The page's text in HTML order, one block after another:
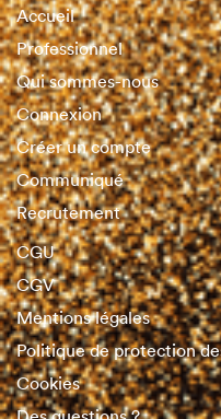
Accueil
Professionnel
Qui sommes-nous
Connexion
Créer un compte
Communiqué
Recrutement
CGU
CGV
Mentions légales
Politique de protection
Cookies